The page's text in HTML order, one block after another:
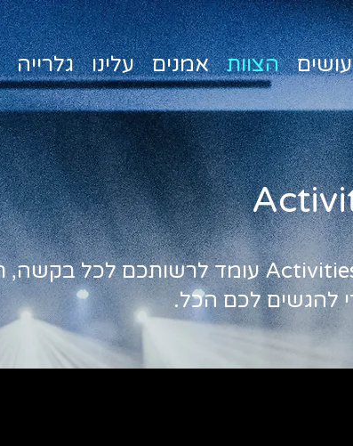
הצוות אמנים עלינו גלרייה
להגשים לכם הכל.